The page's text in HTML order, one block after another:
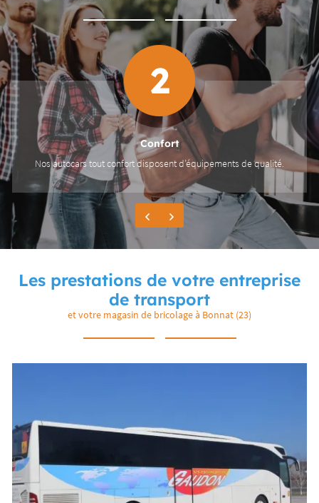
Économique
L’autocar est un moyen de transport économique.
Les prestations de votre entreprise
de transport
et votre magasin de bricolage à Bonnat (23)